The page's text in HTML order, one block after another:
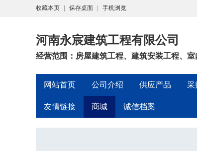
收藏本页 保存桌面 手机浏览
河南永宸建筑工程有限公司
经营范围：房屋建筑工程、建筑安装工程、
网站首页 公司介绍 供应产品 采
友情链接 商城 诚信档案